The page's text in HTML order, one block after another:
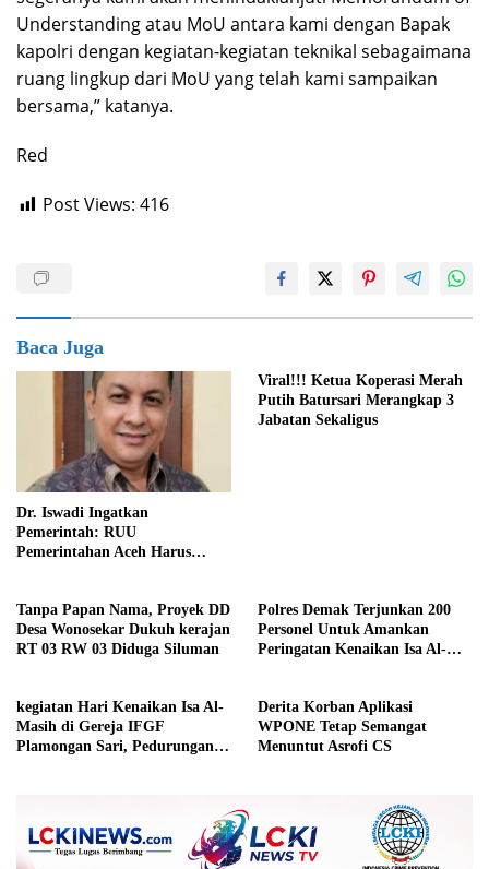
Understanding atau MoU antara kami dengan Bapak
kapolri dengan kegiatan-kegiatan teknikal sebagaimana
ruang lingkup dari MoU yang telah kami sampaikan
bersama,” katanya.
Red
Post Views: 416
Baca Juga
Dr. Iswadi Ingatkan
Pemerintah: RUU
Pemerintahan Aceh Harus
Viral!!! Ketua Koperasi Merah
Putih Batursari Merangkap 3
Jabatan Sekaligus
Tanpa Papan Nama, Proyek DD
Desa Wonosekar Dukuh kerajan
RT 03 RW 03 Diduga Siluman
Polres Demak Terjunkan 200
Personel Untuk Amankan
Peringatan Kenaikan Isa Al-
kegiatan Hari Kenaikan Isa Al-
Masih di Gereja IFGF
Plamongan Sari, Pedurungan,
Derita Korban Aplikasi
WPONE Tetap Semangat
Menuntut Asrofi CS